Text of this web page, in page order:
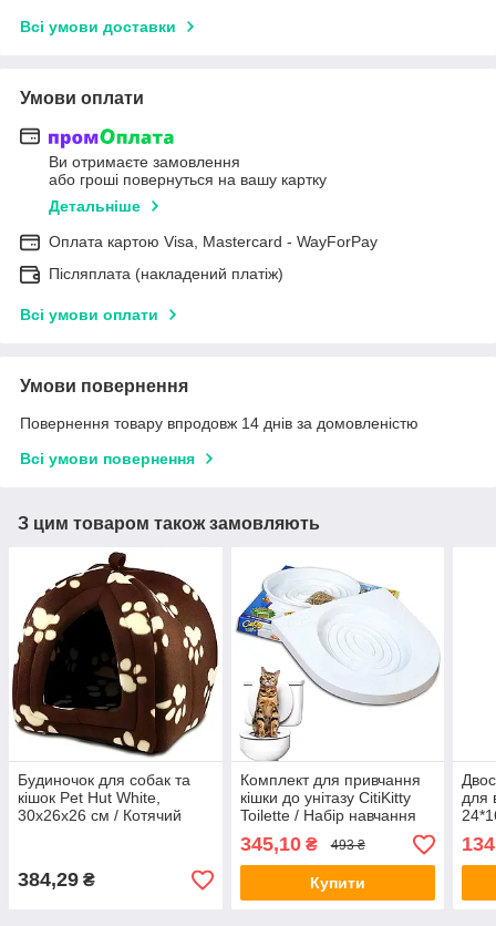
Всі умови доставки
Умови оплати
Ви отримаєте замовлення
або гроші повернуться на вашу картку
Детальніше
Оплата картою Visa, Mastercard - WayForPay
Післяплата (накладений платіж)
Всі умови оплати
Умови повернення
Повернення товару впродовж 14 днів за домовленістю
Всі умови повернення
З цим товаром також замовляють
Будиночок для собак та
кішок Pet Hut White,
30х26х26 см / Котячий
384,29 ₴
Комплект для привчання
кішки до унітазу CitiKitty
Toilette / Набір навчання
кішок до туалету / Котячий
унітазу
345,10₴ 493 ₴
Купити
для